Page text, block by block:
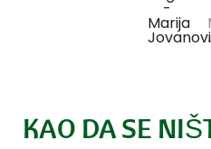
KAO DA SE